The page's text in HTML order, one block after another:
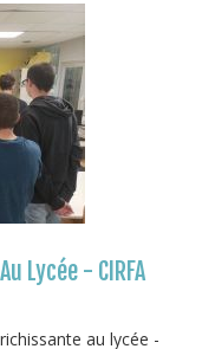
Lycée - CIRFA
au lycée -